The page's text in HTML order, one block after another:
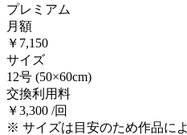
プレミアム
月額
￥7,150
サイズ
12号 (50×60cm)
交換利用料
￥3,300 /回
※ サイズは目安のため作品に